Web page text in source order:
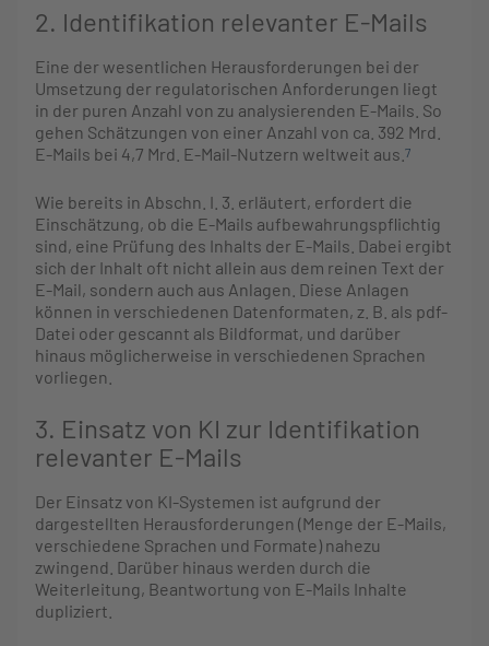
2. Identifikation relevanter E-Mails
Eine der wesentlichen Herausforderungen bei der
Umsetzung der regulatorischen Anforderungen liegt
in der puren Anzahl von zu analysierenden E-Mails. So
gehen Schätzungen von einer Anzahl von ca. 392 Mrd.
E-Mails bei 4,7 Mrd. E-Mail-Nutzern weltweit aus. 7
Wie bereits in Abschn. I. 3. erläutert, erfordert die
Einschätzung, ob die E-Mails aufbewahrungspflichtig
sind, eine Prüfung des Inhalts der E-Mails. Dabei ergibt
sich der Inhalt oft nicht allein aus dem reinen Text der
E-Mail, sondern auch aus Anlagen. Diese Anlagen
können in verschiedenen Datenformaten, z. B. als pdf-
Datei oder gescannt als Bildformat, und darüber
hinaus möglicherweise in verschiedenen Sprachen
vorliegen.
3. Einsatz von KI zur Identifikation
relevanter E-Mails
Der Einsatz von KI-Systemen ist aufgrund der
dargestellten Herausforderungen (Menge der E-Mails,
verschiedene Sprachen und Formate) nahezu
zwingend. Darüber hinaus werden durch die
Weiterleitung, Beantwortung von E-Mails Inhalte
dupliziert.